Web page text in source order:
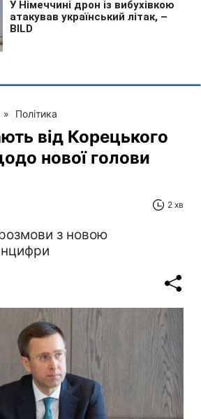
» Політика
від Корецького
нової голови
2 хв
з новою